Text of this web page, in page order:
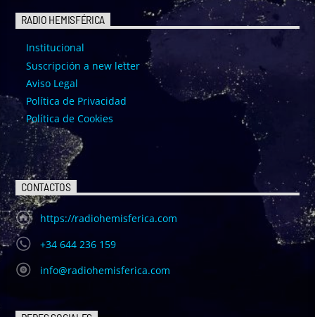
RADIO HEMISFÉRICA
Institucional
Suscripción a new letter
Aviso Legal
Política de Privacidad
Política de Cookies
CONTACTOS
https://radiohemisferica.com
+34 644 236 159
info@radiohemisferica.com